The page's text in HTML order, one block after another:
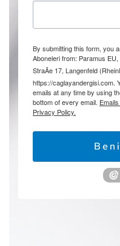
By submitting this form, you
Aboneleri from: Paramus
StraÃe 17, Langenfeld
https://caglayandergisi.com.
emails at any time by using
bottom of every email.
Privacy Policy.